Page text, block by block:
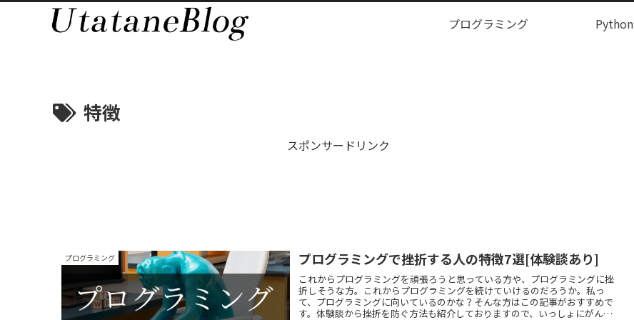
プログラミング Python
特徴
スポンサードリンク
プログラミング プログラミングで挫折する人の特徴7選[体験談あり]
これからプログラミングを頑張ろうと思っている方や、プログラミングに挫
折しそうな方。これからプログラミングを続けていけるのだろうか。私っ
て、プログラミングに向いているのかな？そんな方はこの記事がおすすめで
す。体験談から挫折を防ぐ方法も紹介しておりますので、いっしょにがんば